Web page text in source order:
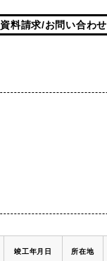
資料請求/お問い合わせ
竣工年月日 所在地